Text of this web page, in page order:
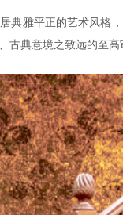
典雅平正的艺术风格
古典意境之致远的至